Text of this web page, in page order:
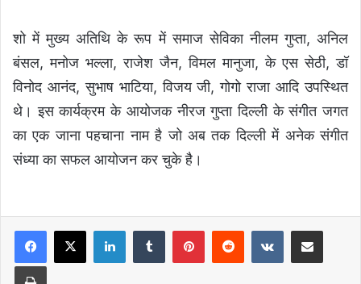
शो में मुख्य अतिथि के रूप में समाज सेविका नीलम गुप्ता, अनिल
बंसल, मनोज भल्ला, राजेश जैन, विमल मानुजा, के एस सेठी, डॉ
विनोद आनंद, सुभाष भाटिया, विजय जी, गोगो राजा आदि उपस्थित
थे। इस कार्यक्रम के आयोजक नीरज गुप्ता दिल्ली के संगीत जगत
का एक जाना पहचाना नाम है जो अब तक दिल्ली में अनेक संगीत
संध्या का सफल आयोजन कर चुके है।